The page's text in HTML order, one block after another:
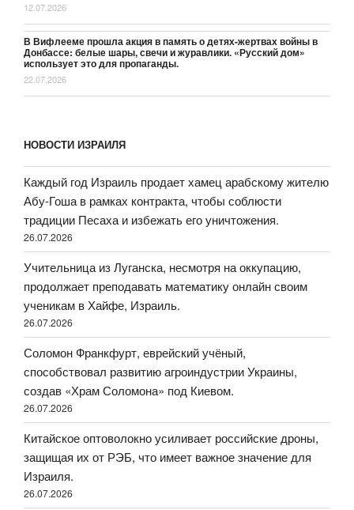
12.07.2026
В Вифлееме прошла акция в память о детях-жертвах войны в
Донбассе: белые шары, свечи и журавлики. «Русский дом»
использует это для пропаганды.
22.07.2026
НОВОСТИ ИЗРАИЛЯ
Каждый год Израиль продает хамец арабскому жителю
Абу-Гоша в рамках контракта, чтобы соблюсти
традиции Песаха и избежать его уничтожения.
26.07.2026
Учительница из Луганска, несмотря на оккупацию,
продолжает преподавать математику онлайн своим
ученикам в Хайфе, Израиль.
26.07.2026
Соломон Франкфурт, еврейский учёный,
способствовал развитию агроиндустрии Украины,
создав «Храм Соломона» под Киевом.
26.07.2026
Китайское оптоволокно усиливает российские дроны,
защищая их от РЭБ, что имеет важное значение для
Израиля.
26.07.2026